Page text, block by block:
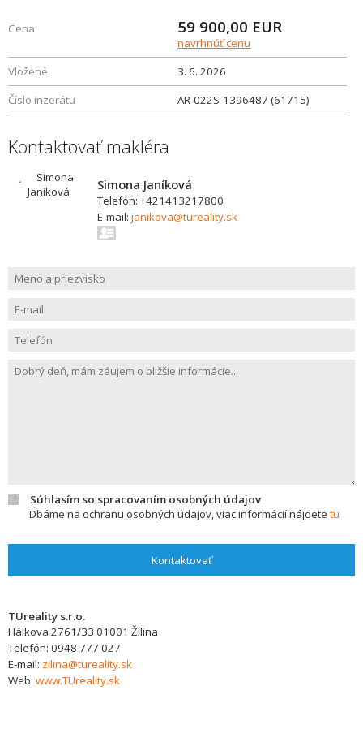
Cena 59 900,00 EUR
navrhnúť cenu
Vložené
3. 6. 2026
Číslo inzerátu
AR-022S-1396487 (61715)
Kontaktovať makléra
Simona Janíková
Telefón: +421413217800
E-mail: janikova@tureality.sk
Súhlasím so spracovaním osobných údajov
Dbáme na ochranu osobných údajov, viac informácií nájdete tu
Kontaktovať
TUreality s.r.o.
Hálkova 2761/33 01001 Žilina
Telefón: 0948 777 027
E-mail: zilina@tureality.sk
Web: www.TUreality.sk